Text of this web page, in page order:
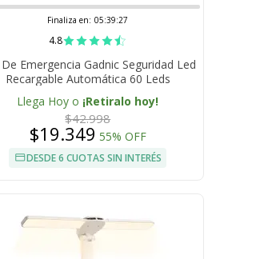
Finaliza en: 05:39:26
4.8
Emergencia Gadnic Seguridad Led
Recargable Automática 60 Leds
Llega Hoy o ¡Retiralo hoy!
$42.998
$19.349 55% OFF
DESDE 6 CUOTAS SIN INTERÉS